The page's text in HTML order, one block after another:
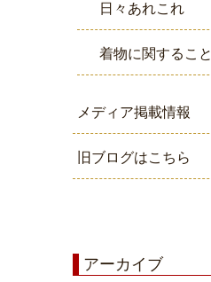
日々あれこれ
着物に関すること
メディア掲載情報
旧ブログはこちら
アーカイブ